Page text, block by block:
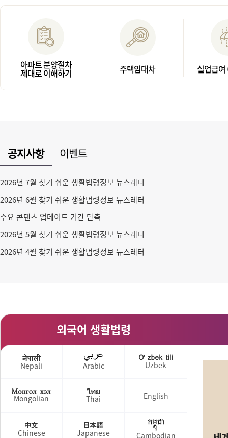
아파트 분양절차
제대로 이해하기 주택임대차 실업급
공지사항
2026년 7월 찾기 쉬운 생활법령정보 뉴스레터
2026년 6월 찾기 쉬운 생활법령정보 뉴스레터
주요 콘텐츠 업데이트 기간 단축
2026년 5월 찾기 쉬운 생활법령정보 뉴스레터
2026년 4월 찾기 쉬운 생활법령정보 뉴스레터
이벤트
외국어 생활법령
Nepali Arabic Uzbek
Mongolian Thai English
Chinese Japanese Cambodian